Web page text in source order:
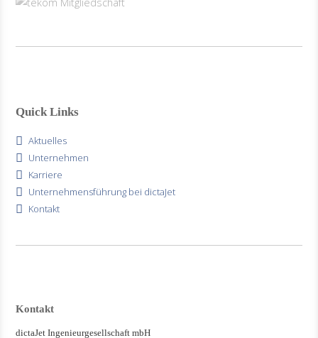
Quick Links
Aktuelles
Unternehmen
Karriere
Unternehmensführung bei dictaJet
Kontakt
Kontakt
dictaJet Ingenieurgesellschaft mbH